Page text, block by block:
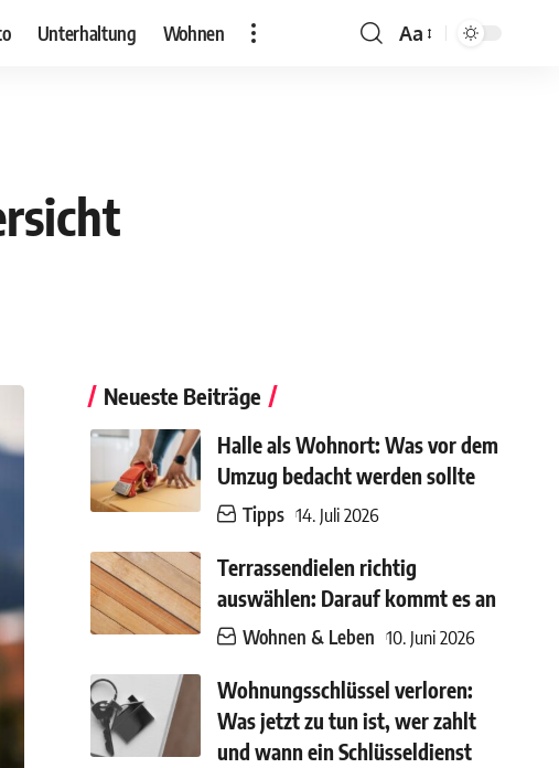
Unterhaltung Wohnen Aa
Neueste Beiträge
Halle als Wohnort: Was vor dem
Umzug bedacht werden sollte
Tipps 14. Juli 2026
Terrassendielen richtig
auswählen: Darauf kommt es an
Wohnen & Leben 10. Juni 2026
Wohnungsschlüssel verloren:
Was jetzt zu tun ist, wer zahlt
und wann ein Schlüsseldienst